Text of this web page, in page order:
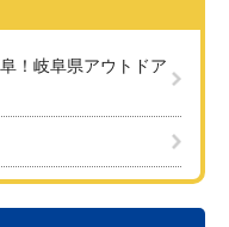
！岐阜県アウトドア